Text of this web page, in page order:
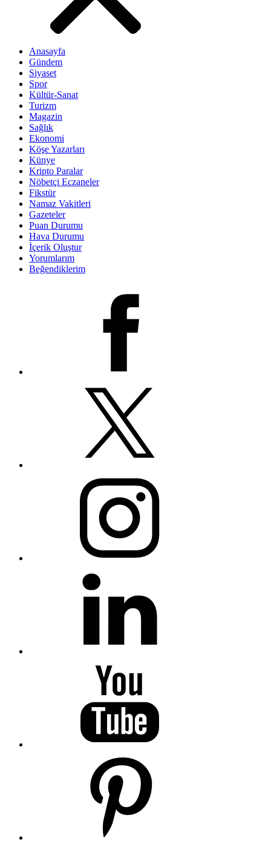
Anasayfa
Gündem
Siyaset
Spor
Kültür-Sanat
Turizm
Magazin
Sağlık
Ekonomi
Köşe Yazarları
Künye
Kripto Paralar
Nöbetçi Eczaneler
Fikstür
Namaz Vakitleri
Gazeteler
Puan Durumu
Hava Durumu
İçerik Oluştur
Yorumlarım
Beğendiklerim